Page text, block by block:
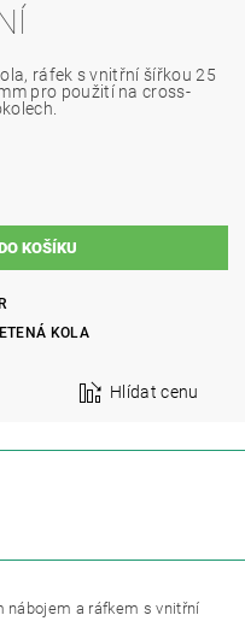
ráfek s vnitřní šířkou 25
pro použití na cross-
KOLA
Hlídat cenu
nábojem a ráfkem s vnitřní